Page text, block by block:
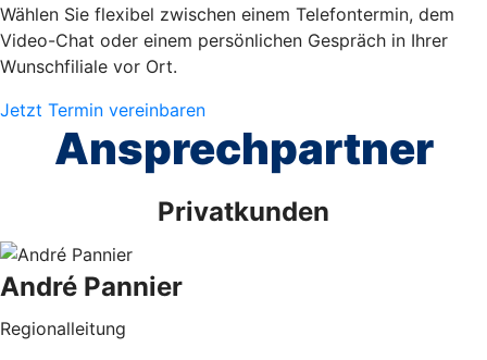
Wählen Sie flexibel zwischen einem Telefontermin, dem
Video-Chat oder einem persönlichen Gespräch in Ihrer
Wunschfiliale vor Ort.
Jetzt Termin vereinbaren
Ansprechpartner
Privatkunden
André Pannier
Regionalleitung